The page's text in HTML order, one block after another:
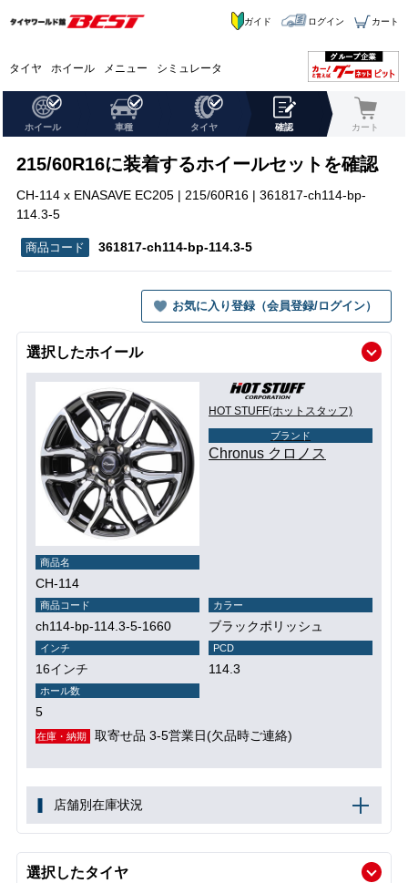
タイヤ ホイール メニュー シミュレータ
ガイド ログイン カート
ホイール 車種 タイヤ 確認 カート
215/60R16に装着するホイールセットを確認
CH-114 x ENASAVE EC205 | 215/60R16 | 361817-ch114-bp-
114.3-5
361817-ch114-bp-114.3-5
お気に入り登録（会員登録/ログイン）
選択したホイール
HOT STUFF(ホットスタッフ)
ブランド
Chronus クロノス
商品名
CH-114
商品コード
ch114-bp-114.3-5-1660
カラー
ブラックポリッシュ
インチ
16インチ
PCD
114.3
ホール数
5
在庫・納期 取寄せ品 3-5営業日(欠品時ご連絡)
店舗別在庫状況
選択したタイヤ